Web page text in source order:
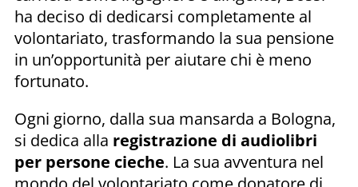
ha deciso di dedicarsi completamente al
volontariato, trasformando la sua pensione
in un’opportunità per aiutare chi è meno
fortunato.
Ogni giorno, dalla sua mansarda a Bologna,
si dedica alla registrazione di audiolibri
per persone cieche. La sua avventura nel